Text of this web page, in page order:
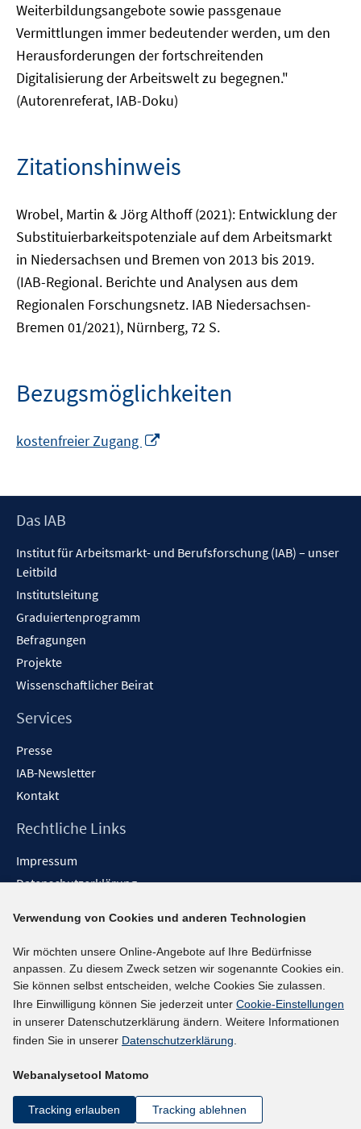
Weiterbildungsangebote sowie passgenaue
Vermittlungen immer bedeutender werden, um den
Herausforderungen der fortschreitenden
Digitalisierung der Arbeitswelt zu begegnen."
(Autorenreferat, IAB-Doku)
Zitationshinweis
Wrobel, Martin & Jörg Althoff (2021): Entwicklung der
Substituierbarkeitspotenziale auf dem Arbeitsmarkt
in Niedersachsen und Bremen von 2013 bis 2019.
(IAB-Regional. Berichte und Analysen aus dem
Regionalen Forschungsnetz. IAB Niedersachsen-
Bremen 01/2021), Nürnberg, 72 S.
Bezugsmöglichkeiten
kostenfreier Zugang
öffnen
Footer
Das IAB
Institut für Arbeitsmarkt- und Berufsforschung (IAB) – unser
Leitbild
Institutsleitung
Graduiertenprogramm
Befragungen
Projekte
Wissenschaftlicher Beirat
Services
Presse
IAB-Newsletter
Kontakt
Rechtliche Links
Impressum
Datenschutzerklärung
Barrieren melden
Social-Media-Kanäle
BlueSky
YouTube
LinkedIn
kununu
Netiquette
Verwendung von Cookies und anderen Technologien
Wir möchten unsere Online-Angebote auf Ihre Bedürfnisse
anpassen. Zu diesem Zweck setzen wir sogenannte Cookies ein.
Sie können selbst entscheiden, welche Cookies Sie zulassen.
Ihre Einwilligung können Sie jederzeit unter Cookie-Einstellungen
in unserer Datenschutzerklärung ändern. Weitere Informationen
finden Sie in unserer Datenschutzerklärung.
Webanalysetool Matomo
Tracking erlauben Tracking ablehnen